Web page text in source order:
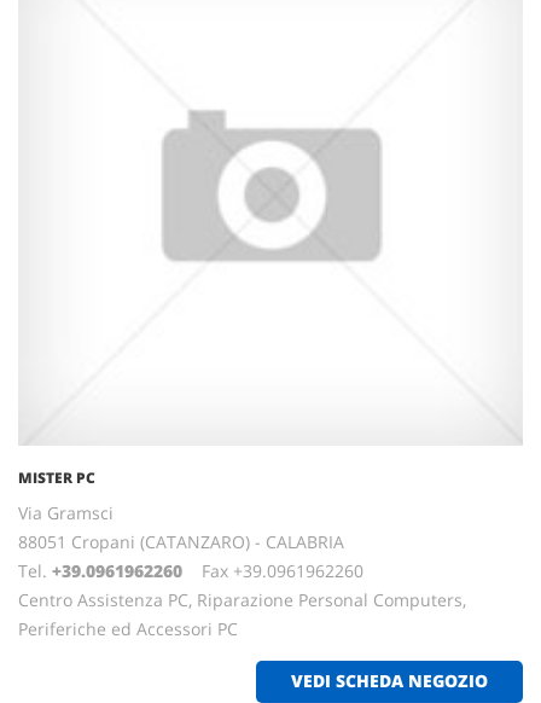
MISTER PC
Via Gramsci
88051 Cropani (CATANZARO) - CALABRIA
Tel. +39.0961962260 Fax +39.0961962260
Centro Assistenza PC, Riparazione Personal Computers,
Periferiche ed Accessori PC
VEDI SCHEDA NEGOZIO